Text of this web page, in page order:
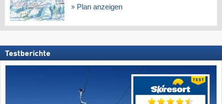
Plan anzeigen
Testberichte